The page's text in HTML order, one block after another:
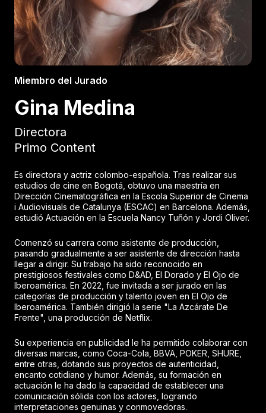
Miembro del Jurado
Gina Medina
Directora
Primo Content
Es directora y actriz colombo-española. Tras realizar sus
estudios de cine en Bogotá, obtuvo una maestría en
Dirección Cinematográfica en la Escola Superior de Cinema
i Audiovisuals de Catalunya (ESCAC) en Barcelona. Además,
estudió Actuación en la Escuela Nancy Tuñón y Jordi Oliver.
Comenzó su carrera como asistente de producción,
pasando gradualmente a ser asistente de dirección hasta
llegar a dirigir. Su trabajo ha sido reconocido en
prestigiosos festivales como D&AD, El Dorado y El Ojo de
Iberoamérica. En 2022, fue invitada a ser jurado en las
categorías de producción y talento joven en El Ojo de
Iberoamérica. También dirigió la serie "La Azcárate De
Frente", una producción de Netflix.
Su experiencia en publicidad le ha permitido colaborar con
diversas marcas, como Coca-Cola, BBVA, POKER, SHURE,
entre otras, dotando sus proyectos de autenticidad,
encanto cotidiano y humor. Además, su formación en
actuación le ha dado la capacidad de establecer una
comunicación sólida con los actores, logrando
interpretaciones genuinas y conmovedoras.